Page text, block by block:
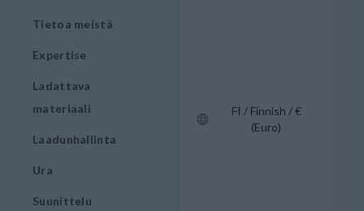
Tietoa meistä
Expertise
Ladattava
materiaali
Laadunhallinta
Ura
Suunittelu
FI / Finnish / €
(Euro)